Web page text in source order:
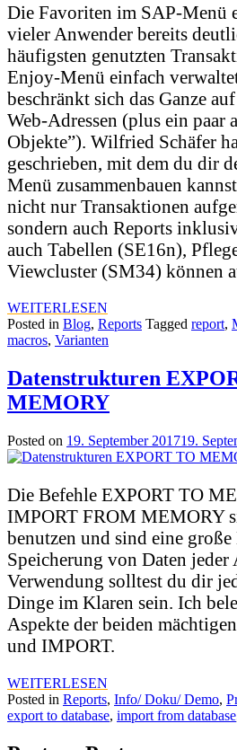
Die Favoriten im SAP-Menü
vieler Anwender bereits
häufigsten genutzten
Enjoy-Menü einfach
beschränkt sich das Ganze
Web-Adressen (plus ein paar
Objekte”). Wilfried Schäfer
geschrieben, mit dem du dir
Menü zusammenbauen
nicht nur Transaktionen
sondern auch Reports
auch Tabellen (SE16n),
Viewcluster (SM34) können
WEITERLESEN
Posted in Blog, Reports Tagged report,
macros, Varianten
Datenstrukturen
MEMORY
Posted on 19. September 201719.
Die Befehle EXPORT TO
IMPORT FROM MEMORY
benutzen und sind eine
Speicherung von Daten jeder
Verwendung solltest du dir
Dinge im Klaren sein. Ich
Aspekte der beiden
und IMPORT.
WEITERLESEN
Posted in Reports, Info/ Doku/ Demo,
export to database, import from database